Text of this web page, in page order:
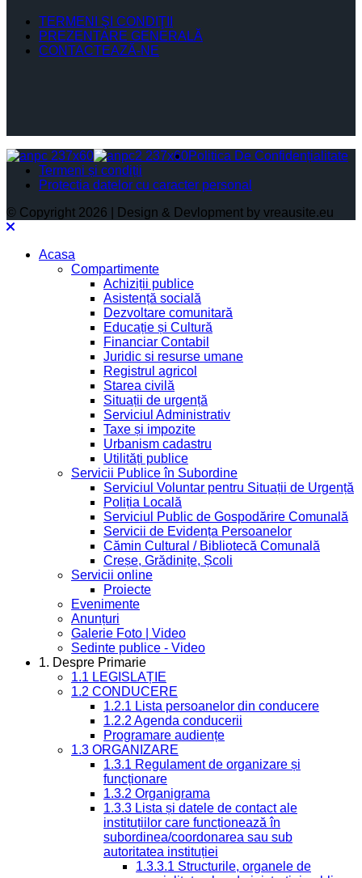
TERMENI ŞI CONDIŢII
PREZENTARE GENERALĂ
CONTACTEAZĂ-NE
Politica De Confidențialitate
Termeni și condiții
Protectia datelor cu caracter personal
© Copyright 2026 | Design & Devlopment by vreausite.eu
Acasa
Compartimente
Achiziții publice
Asistență socială
Dezvoltare comunitară
Educație și Cultură
Financiar Contabil
Juridic si resurse umane
Registrul agricol
Starea civilă
Situații de urgență
Serviciul Administrativ
Taxe și impozite
Urbanism cadastru
Utilități publice
Servicii Publice în Subordine
Serviciul Voluntar pentru Situații de Urgență
Poliția Locală
Serviciul Public de Gospodărire Comunală
Servicii de Evidența Persoanelor
Cămin Cultural / Bibliotecă Comunală
Creșe, Grădinițe, Școli
Servicii online
Proiecte
Evenimente
Anunțuri
Galerie Foto | Video
Sedinte publice - Video
1. Despre Primarie
1.1 LEGISLAȚIE
1.2 CONDUCERE
1.2.1 Lista persoanelor din conducere
1.2.2 Agenda conducerii
Programare audiențe
1.3 ORGANIZARE
1.3.1 Regulament de organizare și
funcționare
1.3.2 Organigrama
1.3.3 Lista și datele de contact ale
instituțiilor care funcționează în
subordinea/coordonarea sau sub
autoritatea instituției
1.3.3.1 Structurile, organele de